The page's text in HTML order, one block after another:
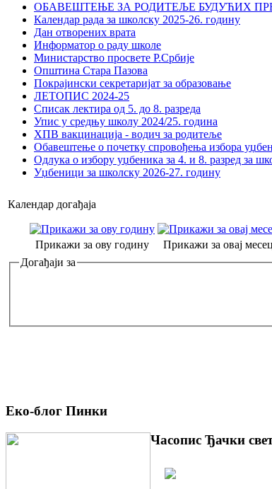
ОБАВЕШТЕЊЕ ЗА РОДИТЕЉЕ БУДУЋИХ
Календар рада за школску 2025-26. годину
Дан отворених врата
Информатор о раду школе
Министарство просвете Р.Србије
Општина Стара Пазова
Покрајински секретаријат за образовање
ЛЕТОПИС 2024-25
Списак лектира од 5. до 8. разреда
Упис у средњу школу 2024/25. година
ХПВ вакцинација - водич за родитеље
Обавештење о почетку спровођења избора
Одлука о избору уџбеника за 4. и 8. разред за
Уџбеници за школску 2026-27. годину
Календар догађаја
Прикажи за ову годину Прикажи за овај месец
Догађаји за
Еко-блог Пинки
Часопис Ђачки